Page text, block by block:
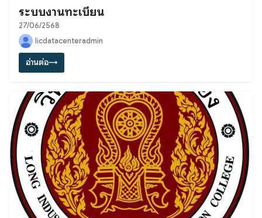
ระบบงานทะเบียน
27/06/2568
licdatacenteradmin
อ่านต่อ→